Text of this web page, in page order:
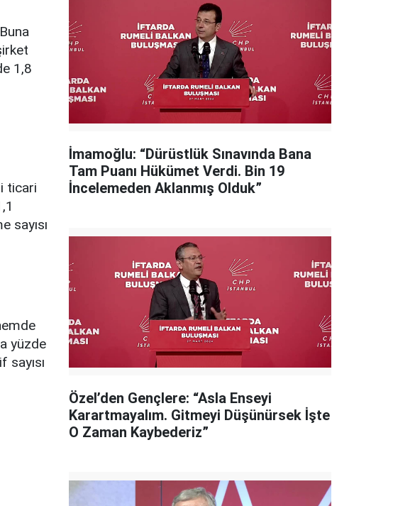
1,8
ticari
sayısı
yüzde
sayısı
İmamoğlu: “Dürüstlük Sınavında Bana
Tam Puanı Hükümet Verdi. Bin 19
İncelemeden Aklanmış Olduk”
Özel’den Gençlere: “Asla Enseyi
Karartmayalım. Gitmeyi Düşünürsek İşte
O Zaman Kaybederiz”